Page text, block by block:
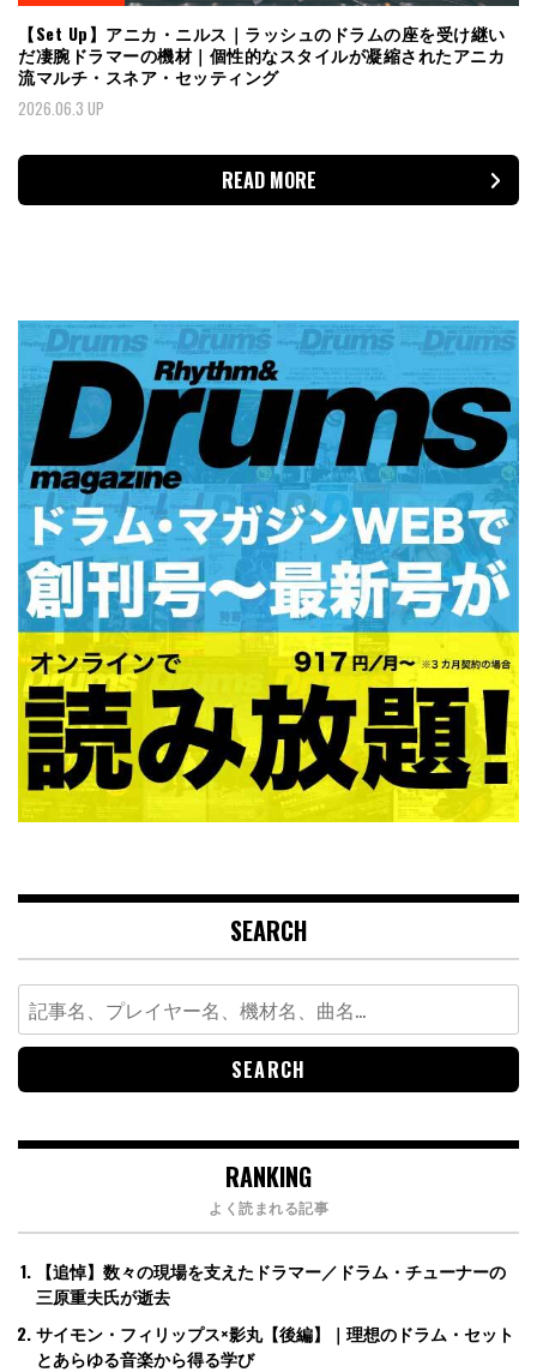
【Set Up】アニカ・ニルス｜ラッシュのドラムの座を受け継い
だ凄腕ドラマーの機材｜個性的なスタイルが凝縮されたアニカ
流マルチ・スネア・セッティング
2026.06.3 UP
READ MORE
SEARCH
Search
for:
RANKING
よく読まれる記事
【追悼】数々の現場を支えたドラマー／ドラム・チューナーの
三原重夫氏が逝去
サイモン・フィリップス×影丸【後編】｜理想のドラム・セット
とあらゆる音楽から得る学び